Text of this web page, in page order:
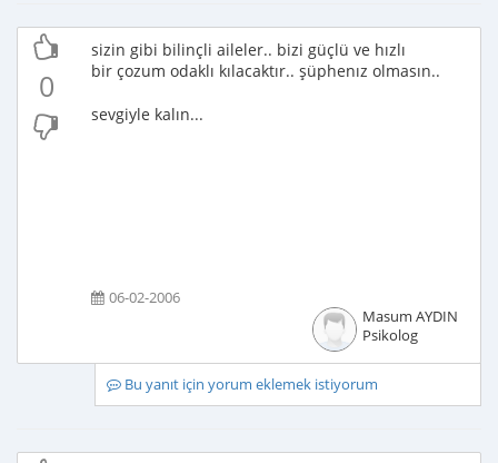
0
sizin gibi bilinçli aileler.. bizi güçlü ve hızlı
bir çozum odaklı kılacaktır.. şüphenız olmasın..
sevgiyle kalın...
06-02-2006
Masum AYDIN
Psikolog
Bu yanıt için yorum eklemek istiyorum